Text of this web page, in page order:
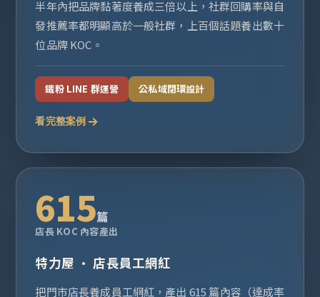
半年內把品牌黏著度養成三倍以上，社群回購率與自
發推薦率都明顯高於一般社群，上百個話題養出數十
位品牌 KOC。
鐵粉 LINE 群運營 公私域閉環設計
看完整案例
615篇
店長 KOC 內容產出
特力屋 · 店長員工網紅
把門市店長養成員工網紅，產出 615 篇內容（達成率